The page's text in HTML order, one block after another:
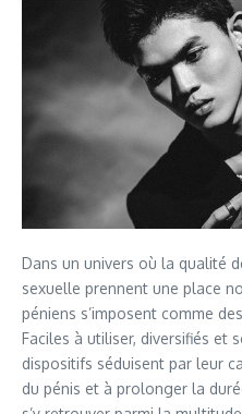
Dans un univers où la qualité
sexuelle prennent une place
péniens s’imposent comme
Faciles à utiliser, diversifiés et
dispositifs séduisent par leur
du pénis et à prolonger la